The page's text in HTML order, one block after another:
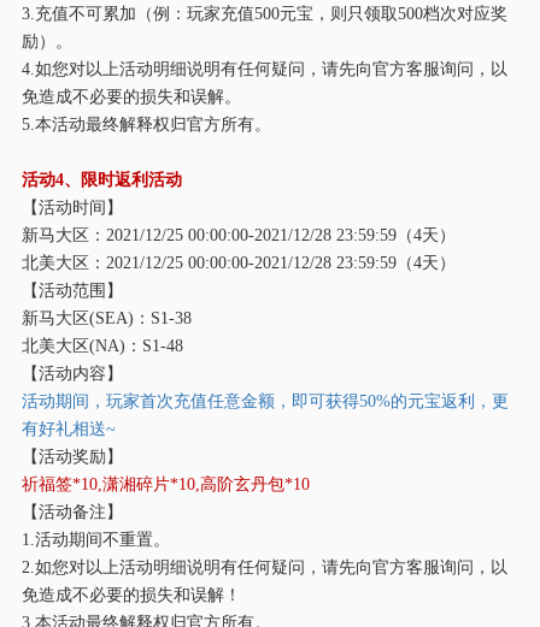
3.充值不可累加（例：玩家充值500元宝，则只领取500档次对应奖
励）。
4.如您对以上活动明细说明有任何疑问，请先向官方客服询问，以
免造成不必要的损失和误解。
5.本活动最终解释权归官方所有。
活动4、限时返利活动
【活动时间】
新马大区： 2021/12/25 00:00:00-2021/12/28 23:59:59（4天）
北美大区： 2021/12/25 00:00:00-2021/12/28 23:59:59（4天）
【活动范围】
新马大区(SEA)：S1-38
北美大区(NA)：S1-48
【活动内容】
活动期间，玩家首次充值任意金额，即可获得50%的元宝返利，更
有好礼相送~
【活动奖励】
祈福签*10,潇湘碎片*10,高阶玄丹包*10
【活动备注】
1.活动期间不重置。
2.如您对以上活动明细说明有任何疑问，请先向官方客服询问，以
免造成不必要的损失和误解！
3.本活动最终解释权归官方所有。